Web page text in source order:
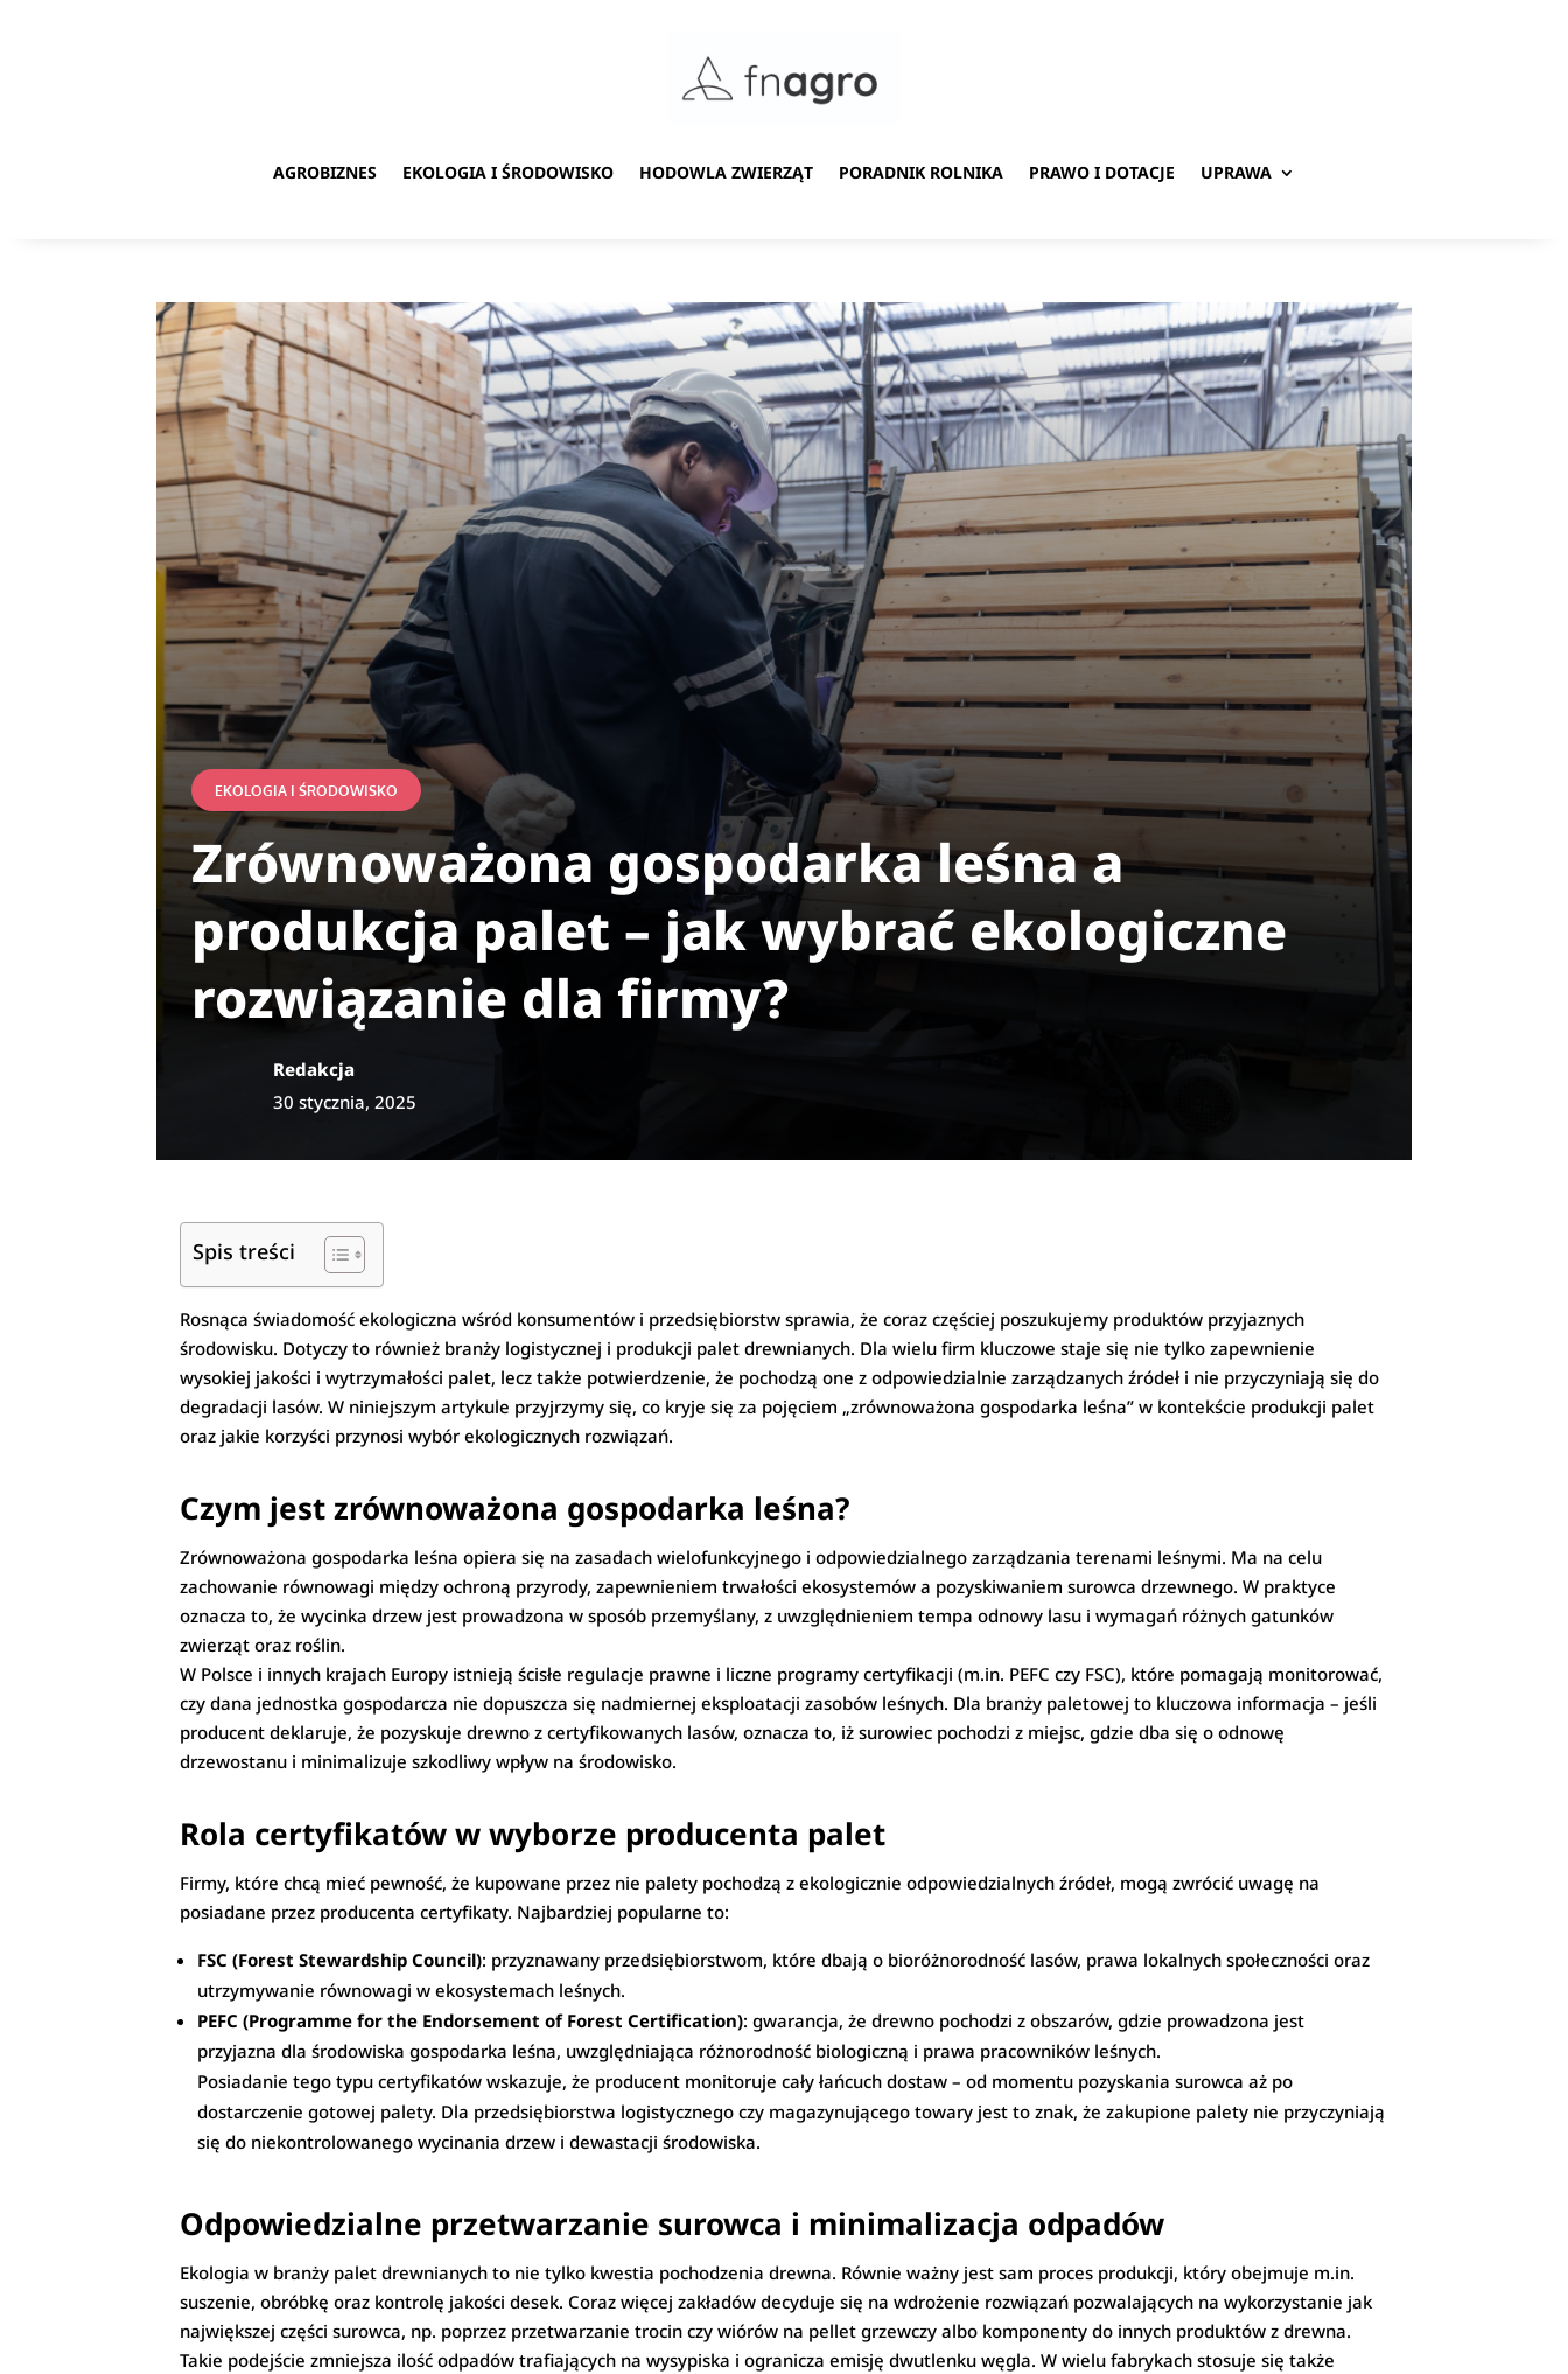
AGROBIZNES EKOLOGIA I ŚRODOWISKO HODOWLA ZWIERZĄT PORADNIK ROLNIKA PRAWO I DOTACJE UPRAWA
EKOLOGIA I ŚRODOWISKO
Zrównoważona gospodarka leśna a
produkcja palet – jak wybrać ekologiczne
rozwiązanie dla firmy?
Redakcja
30 stycznia, 2025
Spis treści
Rosnąca świadomość ekologiczna wśród konsumentów i przedsiębiorstw sprawia, że coraz częściej poszukujemy produktów przyjaznych
środowisku. Dotyczy to również branży logistycznej i produkcji palet drewnianych. Dla wielu firm kluczowe staje się nie tylko zapewnienie
wysokiej jakości i wytrzymałości palet, lecz także potwierdzenie, że pochodzą one z odpowiedzialnie zarządzanych źródeł i nie przyczyniają się do
degradacji lasów. W niniejszym artykule przyjrzymy się, co kryje się za pojęciem „zrównoważona gospodarka leśna” w kontekście produkcji palet
oraz jakie korzyści przynosi wybór ekologicznych rozwiązań.
Czym jest zrównoważona gospodarka leśna?
Zrównoważona gospodarka leśna opiera się na zasadach wielofunkcyjnego i odpowiedzialnego zarządzania terenami leśnymi. Ma na celu
zachowanie równowagi między ochroną przyrody, zapewnieniem trwałości ekosystemów a pozyskiwaniem surowca drzewnego. W praktyce
oznacza to, że wycinka drzew jest prowadzona w sposób przemyślany, z uwzględnieniem tempa odnowy lasu i wymagań różnych gatunków
zwierząt oraz roślin.
W Polsce i innych krajach Europy istnieją ścisłe regulacje prawne i liczne programy certyfikacji (m.in. PEFC czy FSC), które pomagają monitorować,
czy dana jednostka gospodarcza nie dopuszcza się nadmiernej eksploatacji zasobów leśnych. Dla branży paletowej to kluczowa informacja – jeśli
producent deklaruje, że pozyskuje drewno z certyfikowanych lasów, oznacza to, iż surowiec pochodzi z miejsc, gdzie dba się o odnowę
drzewostanu i minimalizuje szkodliwy wpływ na środowisko.
Rola certyfikatów w wyborze producenta palet
Firmy, które chcą mieć pewność, że kupowane przez nie palety pochodzą z ekologicznie odpowiedzialnych źródeł, mogą zwrócić uwagę na
posiadane przez producenta certyfikaty. Najbardziej popularne to:
FSC (Forest Stewardship Council): przyznawany przedsiębiorstwom, które dbają o bioróżnorodność lasów, prawa lokalnych społeczności oraz
utrzymywanie równowagi w ekosystemach leśnych.
PEFC (Programme for the Endorsement of Forest Certification): gwarancja, że drewno pochodzi z obszarów, gdzie prowadzona jest
przyjazna dla środowiska gospodarka leśna, uwzględniająca różnorodność biologiczną i prawa pracowników leśnych.
Posiadanie tego typu certyfikatów wskazuje, że producent monitoruje cały łańcuch dostaw – od momentu pozyskania surowca aż po
dostarczenie gotowej palety. Dla przedsiębiorstwa logistycznego czy magazynującego towary jest to znak, że zakupione palety nie przyczyniają
się do niekontrolowanego wycinania drzew i dewastacji środowiska.
Odpowiedzialne przetwarzanie surowca i minimalizacja odpadów
Ekologia w branży palet drewnianych to nie tylko kwestia pochodzenia drewna. Równie ważny jest sam proces produkcji, który obejmuje m.in.
suszenie, obróbkę oraz kontrolę jakości desek. Coraz więcej zakładów decyduje się na wdrożenie rozwiązań pozwalających na wykorzystanie jak
największej części surowca, np. poprzez przetwarzanie trocin czy wiórów na pellet grzewczy albo komponenty do innych produktów z drewna.
Takie podejście zmniejsza ilość odpadów trafiających na wysypiska i ogranicza emisję dwutlenku węgla. W wielu fabrykach stosuje się także